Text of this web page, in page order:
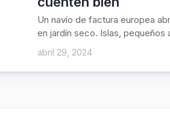
Un navío de factura europea
en jardín seco. Islas,
abril 29, 2024